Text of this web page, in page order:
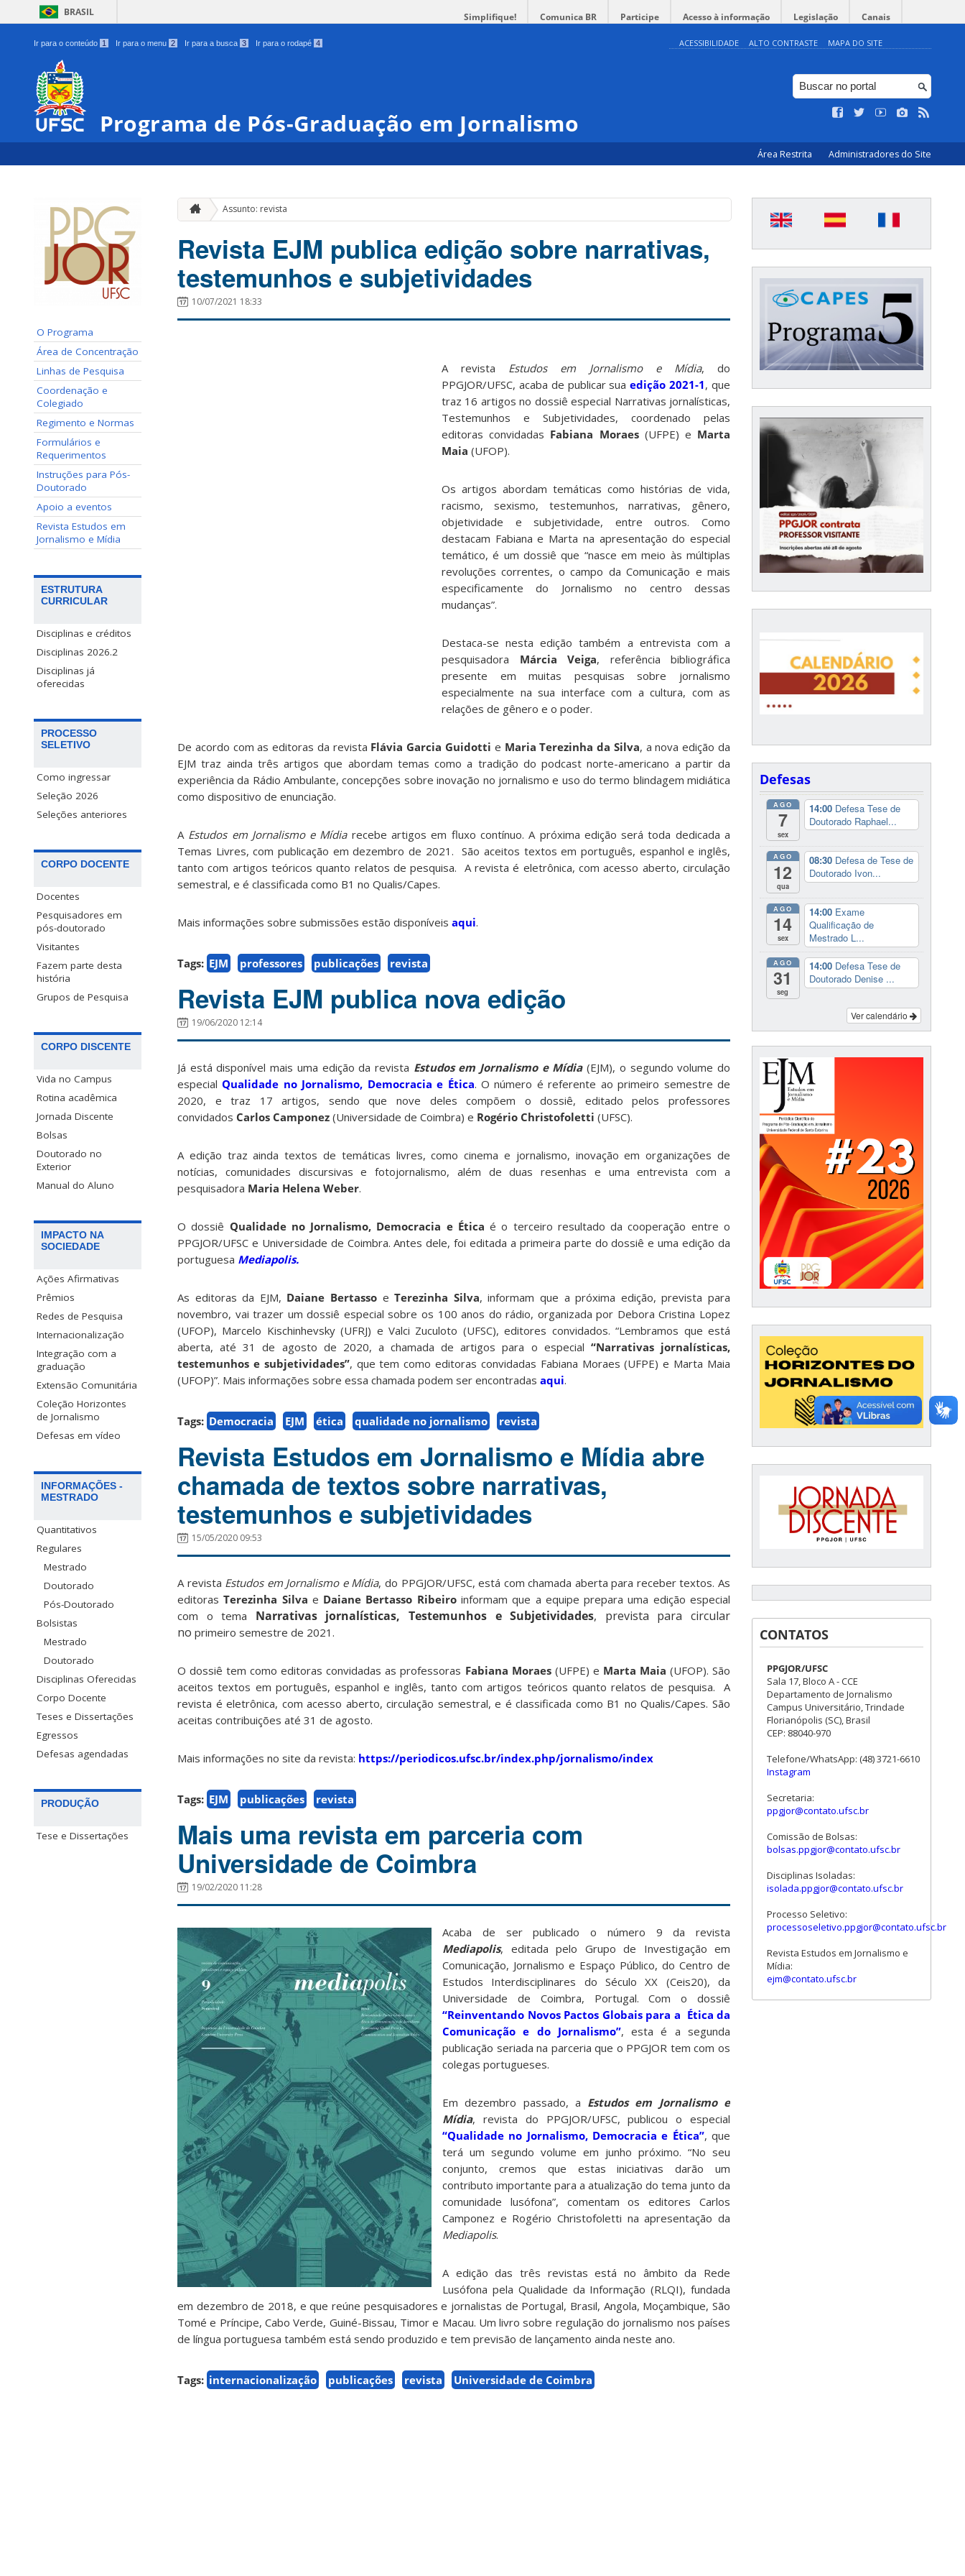
BRASIL Simplifique! Comunica BR Participe Acesso à informação Legislação Canais
Ir para o conteúdo 1 Ir para o menu 2 Ir para a busca 3 Ir para o rodapé 4 ACESSIBILIDADE ALTO CONTRASTE MAPA DO SITE
Programa de Pós-Graduação em Jornalismo
Área Restrita Administradores do Site
O Programa
Área de Concentração
Linhas de Pesquisa
Coordenação e
Colegiado
Regimento e Normas
Formulários e
Requerimentos
Instruções para Pós-
Doutorado
Apoio a eventos
Revista Estudos em
Jornalismo e Mídia
ESTRUTURA
CURRICULAR
Disciplinas e créditos
Disciplinas 2026.2
Disciplinas já
oferecidas
PROCESSO
SELETIVO
Como ingressar
Seleção 2026
Seleções anteriores
CORPO DOCENTE
Docentes
Pesquisadores em
pós-doutorado
Visitantes
Fazem parte desta
história
Grupos de Pesquisa
CORPO DISCENTE
Vida no Campus
Rotina acadêmica
Jornada Discente
Bolsas
Doutorado no
Exterior
Manual do Aluno
IMPACTO NA
SOCIEDADE
Ações Afirmativas
Prêmios
Redes de Pesquisa
Internacionalização
Integração com a
graduação
Extensão Comunitária
Coleção Horizontes
de Jornalismo
Defesas em vídeo
INFORMAÇÕES -
MESTRADO
Quantitativos
Regulares
Mestrado
Doutorado
Pós-Doutorado
Bolsistas
Mestrado
Doutorado
Disciplinas Oferecidas
Corpo Docente
Teses e Dissertações
Egressos
Defesas agendadas
PRODUÇÃO
Tese e Dissertações
Assunto: revista
Revista EJM publica edição sobre narrativas,
testemunhos e subjetividades
10/07/2021 18:33
A revista Estudos em Jornalismo e Mídia, do
PPGJOR/UFSC, acaba de publicar suaedição 2021-1, que
traz 16 artigos no dossiê especial Narrativas jornalísticas,
Testemunhos e Subjetividades, coordenado pelas
editoras convidadas Fabiana Moraes(UFPE) e Marta
Maia (UFOP).
Os artigos abordam temáticas como histórias de vida,
racismo, sexismo, testemunhos, narrativas, gênero,
objetividade e subjetividade, entre outros. Como
destacam Fabiana e Marta na apresentação do especial
temático, é um dossiê que “nasce em meio às múltiplas
revoluções correntes, o campo da Comunicação e mais
especifi­camente do Jornalismo no centro dessas
mudanças”.
Destaca-se nesta edição também a entrevista com a
pesquisadora Márcia Veiga, referência bibliográfica
presente em muitas pesquisas sobre jornalismo
especialmente na sua interface com a cultura, com as
relações de gênero e o poder.
De acordo com as editoras da revista Flávia Garcia Guidotti e Maria Terezinha da Silva, a nova edição da
EJM traz ainda três artigos que abordam temas como a tradição do podcast norte-americano a partir da
experiência da Rádio Ambulante, concepções sobre inovação no jornalismo e uso do termo blindagem midiática
como dispositivo de enunciação.
A Estudos em Jornalismo e Mídiarecebe artigos em fluxo contínuo. A próxima edição será toda dedicada a
Temas Livres, com publicação em dezembro de 2021. São aceitos textos em português, espanhol e inglês,
tanto com artigos teóricos quanto relatos de pesquisa. A revista é eletrônica, com acesso aberto, circulação
semestral, e é classificada como B1 no Qualis/Capes.
Mais informações sobre submissões estão disponíveis aqui.
Tags: EJM professores publicações revista
Revista EJM publica nova edição
19/06/2020 12:14
Já está disponível mais uma edição da revista Estudos em Jornalismo e Mídia(EJM), o segundo volume do
especialQualidade no Jornalismo, Democracia e Ética. O número é referente ao primeiro semestre de
2020, e traz 17 artigos, sendo que nove deles compõem o dossiê, editado pelos professores
convidados Carlos Camponez (Universidade de Coimbra) e Rogério Christofoletti (UFSC).
A edição traz ainda textos de temáticas livres, como cinema e jornalismo, inovação em organizações de
notícias, comunidades discursivas e fotojornalismo, além de duas resenhas e uma entrevista com a
pesquisadora Maria Helena Weber.
O dossiê Qualidade no Jornalismo, Democracia e Ética é o terceiro resultado da cooperação entre o
PPGJOR/UFSC e Universidade de Coimbra. Antes dele, foi editada a primeira parte do dossiê e uma edição da
portuguesa Mediapolis.
As editoras da EJM, Daiane Bertasso eTerezinha Silva, informam que a próxima edição, prevista para
novembro, vai trazer um dossiê especial sobre os 100 anos do rádio, organizada por Debora Cristina Lopez
(UFOP), Marcelo Kischinhevsky (UFRJ) e Valci Zuculoto (UFSC), editores convidados. “Lembramos que está
aberta, até 31 de agosto de 2020, a chamada de artigos para o especial “Narrativas jornalísticas,
testemunhos e subjetividades”, que tem como editoras convidadas Fabiana Moraes (UFPE) e Marta Maia
(UFOP)”. Mais informações sobre essa chamada podem ser encontradas aqui.
Tags: Democracia EJM ética qualidade no jornalismo revista
Revista Estudos em Jornalismo e Mídia abre
chamada de textos sobre narrativas,
testemunhos e subjetividades
15/05/2020 09:53
A revista Estudos em Jornalismo e Mídia, do PPGJOR/UFSC, está com chamada aberta para receber textos. As
editorasTerezinha Silva e Daiane Bertasso Ribeiroinformam que a equipe prepara uma edição especial
com o tema Narrativas jornalísticas, Testemunhos e Subjetividades, prevista para circular
no primeiro semestre de 2021.
O dossiê tem como editoras convidadas as professoras Fabiana Moraes(UFPE) e Marta Maia (UFOP). São
aceitos textos em português, espanhol e inglês, tanto com artigos teóricos quanto relatos de pesquisa. A
revista é eletrônica, com acesso aberto, circulação semestral, e é classificada como B1 no Qualis/Capes. São
aceitas contribuições até 31 de agosto.
Mais informações no site da revista: https://periodicos.ufsc.br/index.php/jornalismo/index
Tags: EJM publicações revista
Mais uma revista em parceria com
Universidade de Coimbra
19/02/2020 11:28
Acaba de ser publicado o número 9 da revista
Mediapolis, editada pelo Grupo de Investigação em
Comunicação, Jornalismo e Espaço Público, do Centro de
Estudos Interdisciplinares do Século XX (Ceis20), da
Universidade de Coimbra, Portugal. Com o dossiê
“Reinventando Novos Pactos Globais para a Ética da
Comunicação e do Jornalismo”, esta é a segunda
publicação seriada na parceria que o PPGJOR tem com os
colegas portugueses.
Em dezembro passado, a Estudos em Jornalismo e
Mídia, revista do PPGJOR/UFSC, publicou o especial
“Qualidade no Jornalismo, Democracia e Ética”, que
terá um segundo volume em junho próximo. “No seu
conjunto, cremos que estas iniciativas darão um
contributo importante para a atualização do tema junto da
comunidade lusófona”, comentam os editores Carlos
Camponez e Rogério Christofoletti na apresentação da
Mediapolis.
A edição das três revistas está no âmbito da Rede
Lusófona pela Qualidade da Informação (RLQI), fundada
em dezembro de 2018, e que reúne pesquisadores e jornalistas de Portugal, Brasil, Angola, Moçambique, São
Tomé e Príncipe, Cabo Verde, Guiné-Bissau, Timor e Macau. Um livro sobre regulação do jornalismo nos países
de língua portuguesa também está sendo produzido e tem previsão de lançamento ainda neste ano.
Tags: internacionalização publicações revista Universidade de Coimbra
Defesas
AGO
7
sex
14:00 Defesa Tese de
Doutorado Raphael...
AGO
12
qua
08:30 Defesa de Tese de
Doutorado Ivon...
AGO
14
sex
14:00 Exame
Qualificação de
Mestrado L...
AGO
31
seg
14:00 Defesa Tese de
Doutorado Denise ...
Ver calendário
CONTATOS
PPGJOR/UFSC
Sala 17, Bloco A - CCE
Departamento de Jornalismo
Campus Universitário, Trindade
Florianópolis (SC), Brasil
CEP: 88040-970
Telefone/WhatsApp: (48) 3721-6610
Instagram
Secretaria:
ppgjor@contato.ufsc.br
Comissão de Bolsas:
bolsas.ppgjor@contato.ufsc.br
Disciplinas Isoladas:
isolada.ppgjor@contato.ufsc.br
Processo Seletivo:
processoseletivo.ppgjor@contato.ufsc.br
Revista Estudos em Jornalismo e
Mídia:
ejm@contato.ufsc.br